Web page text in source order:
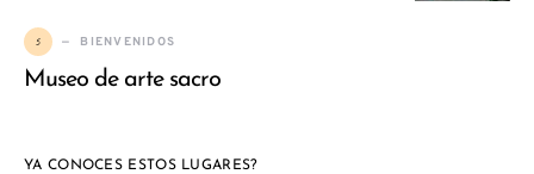
5 BIENVENIDOS
Museo de arte sacro
YA CONOCES ESTOS LUGARES?